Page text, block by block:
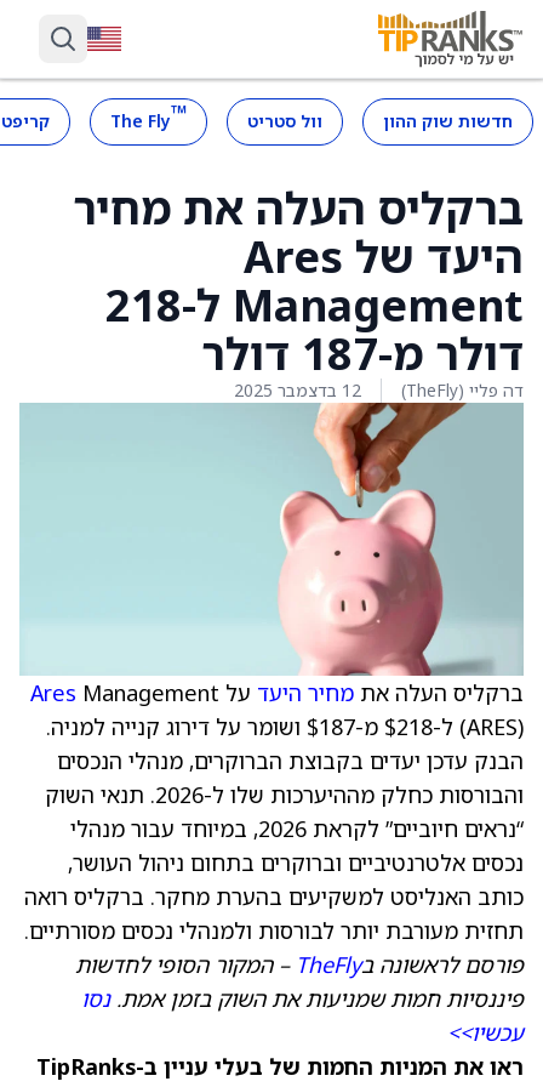
חדשות שוק ההון וול סטריט ™
The Fly
ברקליס העלה את מחיר
היעד של Ares
Management ל-218
דולר מ-187 דולר
דה פליי (TheFly) 12 בדצמבר 2025
ברקליס העלה את מחיר היעד על Ares Management
(ARES) ל-$218 מ-$187 ושומר על דירוג קנייה למניה.
הבנק עדכן יעדים בקבוצת הברוקרים, מנהלי הנכסים
והבורסות כחלק מההיערכות שלו ל-2026. תנאי השוק
“נראים חיוביים” לקראת 2026, במיוחד עבור מנהלי
נכסים אלטרנטיביים וברוקרים בתחום ניהול העושר,
כותב האנליסט למשקיעים בהערת מחקר. ברקליס רואה
תחזית מעורבת יותר לבורסות ולמנהלי נכסים מסורתיים.
פורסם לראשונה בTheFly – המקור הסופי לחדשות
פיננסיות חמות שמניעות את השוק בזמן אמת.נסו
עכשיו>>
ראו את המניות החמות של בעלי עניין ב-TipRanks